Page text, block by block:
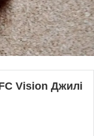
Vision Джилі